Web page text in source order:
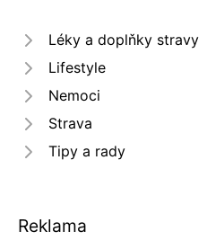
Léky a doplňky stravy
Lifestyle
Nemoci
Strava
Tipy a rady
Reklama